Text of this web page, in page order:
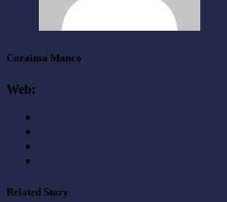
Coraima Manco
Web:
Related Story